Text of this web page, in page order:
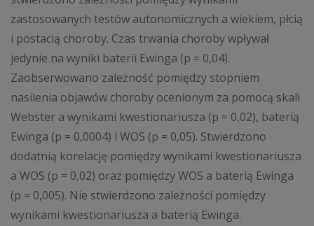
zastosowanych testów autonomicznych a wiekiem, płcią
i postacią choroby. Czas trwania choroby wpływał
jedynie na wyniki baterii Ewinga (p = 0,04).
Zaobserwowano zależność pomiędzy stopniem
nasilenia objawów choroby ocenionym za pomocą skali
Webster a wynikami kwestionariusza (p = 0,02), baterią
Ewinga (p = 0,0004) i WOS (p = 0,05). Stwierdzono
dodatnią korelację pomiędzy wynikami kwestionariusza
a WOS (p = 0,02) oraz pomiędzy WOS a baterią Ewinga
(p = 0,005). Nie stwierdzono zależności pomiędzy
wynikami kwestionariusza a baterią Ewinga.